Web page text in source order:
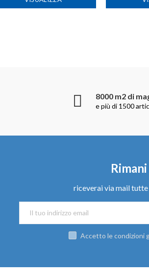
8000 m2 di
e più di 1500
riceverai via mail
Accetto le condizioni